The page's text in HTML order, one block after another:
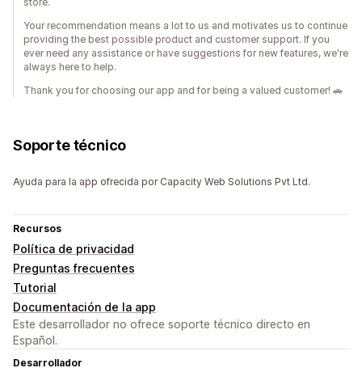
Your recommendation means a lot to us and motivates us to continue
providing the best possible product and customer support. If you
ever need any assistance or have suggestions for new features, we're
always here to help.
Thank you for choosing our app and for being a valued customer! 🚗
Soporte técnico
Ayuda para la app ofrecida por Capacity Web Solutions Pvt Ltd.
Recursos
Política de privacidad
Preguntas frecuentes
Tutorial
Documentación de la app
Este desarrollador no ofrece soporte técnico directo en
Español.
Desarrollador